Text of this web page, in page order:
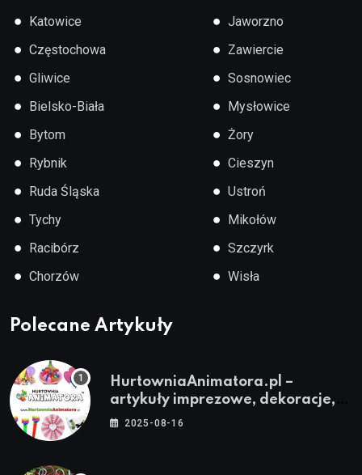
● Katowice
● Częstochowa
● Gliwice
● Bielsko-Biała
● Bytom
● Rybnik
● Ruda Śląska
● Tychy
● Racibórz
● Chorzów
● Jaworzno
● Zawiercie
● Sosnowiec
● Mysłowice
● Żory
● Cieszyn
● Ustroń
● Mikołów
● Szczyrk
● Wisła
Polecane Artykuły
HurtowniaAnimatora.pl –
artykuły imprezowe, dekoracje,
stroje i akcesoria dla animatorów
2025-08-16